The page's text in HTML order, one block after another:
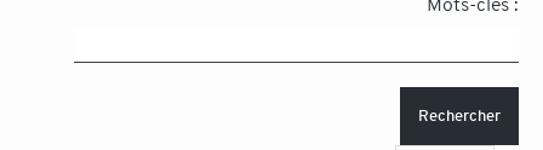
Mots-clés :
Rechercher